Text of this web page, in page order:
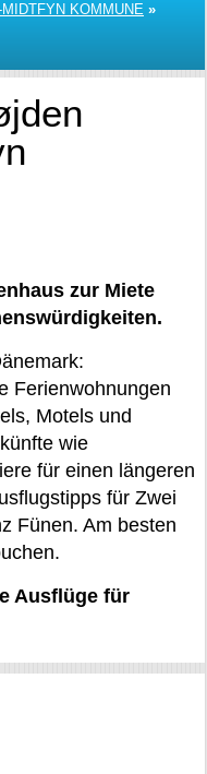
MIDTFYN KOMMUNE »
zur Miete
Ferienwohnungen
Motels und
wie
für einen längeren
für Zwei
Fünen. Am besten
Ausflüge für